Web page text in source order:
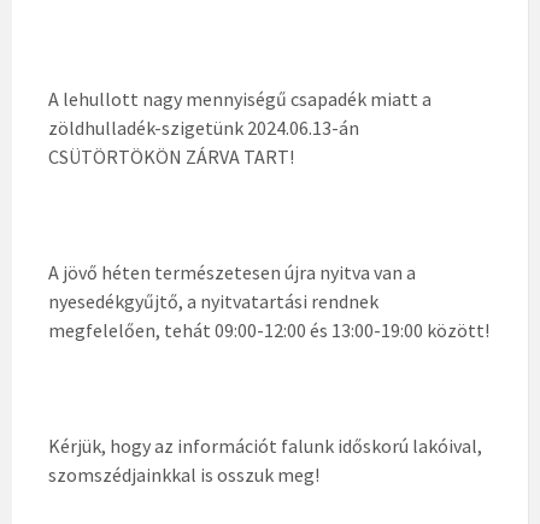
A lehullott nagy mennyiségű csapadék miatt a
zöldhulladék-szigetünk 2024.06.13-án
CSÜTÖRTÖKÖN ZÁRVA TART!
A jövő héten természetesen újra nyitva van a
nyesedékgyűjtő, a nyitvatartási rendnek
megfelelően, tehát 09:00-12:00 és 13:00-19:00 között!
Kérjük, hogy az információt falunk időskorú lakóival,
szomszédjainkkal is osszuk meg!